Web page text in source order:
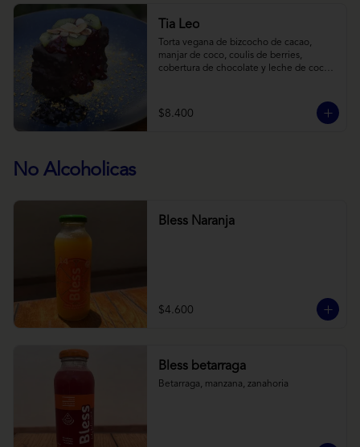
Tia Leo
Torta vegana de bizcocho de cacao,
manjar de coco, coulis de berries,
cobertura de chocolate y leche de coco
$8.400
No Alcoholicas
Bless Naranja
$4.600
Bless betarraga
Betarraga, manzana, zanahoria